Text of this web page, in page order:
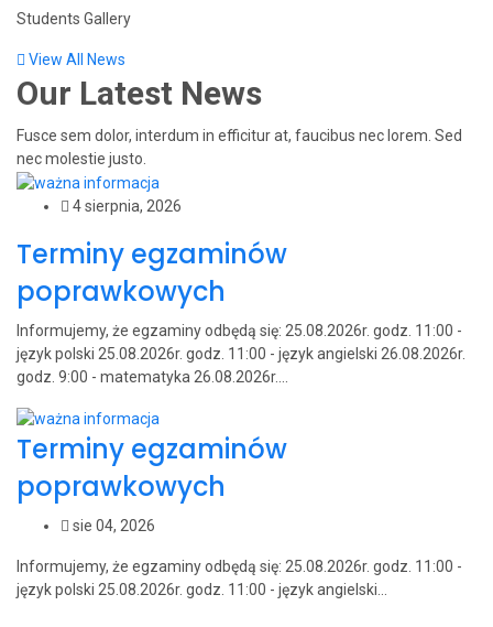
Students Gallery
View All News
Our Latest News
Fusce sem dolor, interdum in efficitur at, faucibus nec lorem. Sed
nec molestie justo.
4 sierpnia, 2026
Terminy egzaminów
poprawkowych
Informujemy, że egzaminy odbędą się: 25.08.2026r. godz. 11:00 -
język polski 25.08.2026r. godz. 11:00 - język angielski 26.08.2026r.
godz. 9:00 - matematyka 26.08.2026r....
Terminy egzaminów
poprawkowych
sie 04, 2026
Informujemy, że egzaminy odbędą się: 25.08.2026r. godz. 11:00 -
język polski 25.08.2026r. godz. 11:00 - język angielski...